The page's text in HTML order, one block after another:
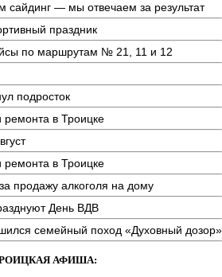
сайдинг — мы отвечаем за результат
праздник
по маршрутам № 21, 11 и 12
подросток
ремонта в Троицке
ремонта в Троицке
продажу алкоголя на дому
День ВДВ
семейный поход «Духовный дозор»
АФИША: